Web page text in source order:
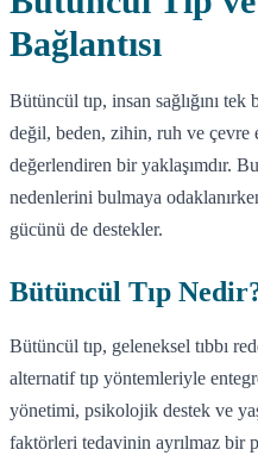
Bağlantısı
Bütüncül tıp, insan sağlığını
değil, beden, zihin, ruh ve çevre
değerlendiren bir yaklaşımdır.
nedenlerini bulmaya
gücünü de destekler.
Bütüncül Tıp
Bütüncül tıp, geleneksel tıbbı
alternatif tıp yöntemleriyle
yönetimi, psikolojik destek ve
faktörleri tedavinin ayrılmaz bir